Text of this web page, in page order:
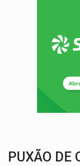
PUXÃO DE